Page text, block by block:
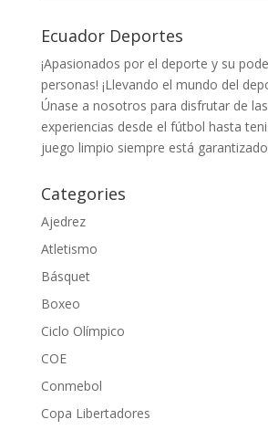
Ecuador Deportes
¡Apasionados por el deporte y su
personas! ¡Llevando el mundo del
Únase a nosotros para disfrutar de
experiencias desde el fútbol hasta
juego limpio siempre está
Categories
Ajedrez
Atletismo
Básquet
Boxeo
Ciclo Olímpico
COE
Conmebol
Copa Libertadores